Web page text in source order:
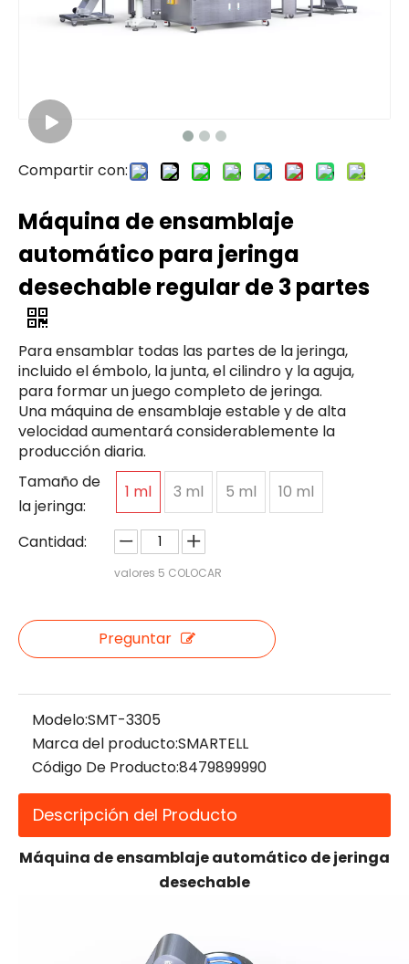
Compartir con:
Máquina de ensamblaje
automático para jeringa
desechable regular de 3 partes
Para ensamblar todas las partes de la jeringa,
incluido el émbolo, la junta, el cilindro y la aguja,
para formar un juego completo de jeringa.
Una máquina de ensamblaje estable y de alta
velocidad aumentará considerablemente la
producción diaria.
Tamaño de
la jeringa:
1 ml 3 ml 5 ml 10 ml
Cantidad:
valores 5 COLOCAR
Preguntar
Modelo:SMT-3305
Marca del producto:SMARTELL
Código De Producto:8479899990
Descripción del Producto
Máquina de ensamblaje automático de jeringa
desechable